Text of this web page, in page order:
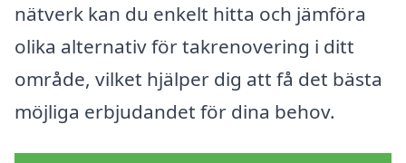
nätverk kan du enkelt hitta och jämföra
olika alternativ för takrenovering i ditt
område, vilket hjälper dig att få det bästa
möjliga erbjudandet för dina behov.